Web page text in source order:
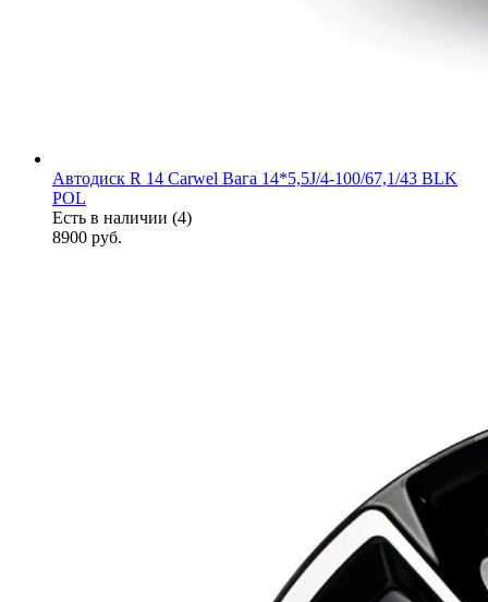
Автодиск R 14 Carwel Вага 14*5,5J/4-100/67,1/43 BLK
POL
Есть в наличии (4)
8900 руб.